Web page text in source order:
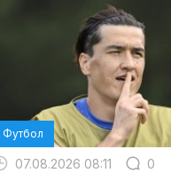
Футбол
07.08.2026 08:11 0